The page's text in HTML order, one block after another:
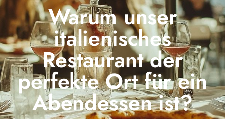
Warum unser
italienisches
Restaurant der
perfekte Ort für ein
Abendessen ist?